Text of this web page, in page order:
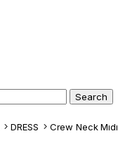
DRESS Crew Neck